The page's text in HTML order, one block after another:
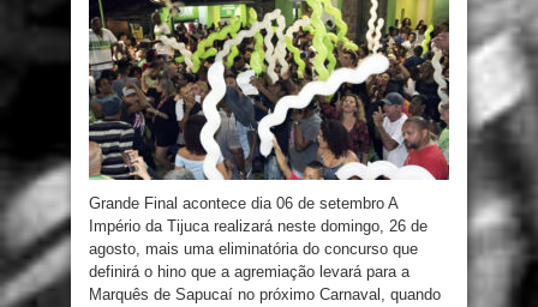
Grande Final acontece dia 06 de setembro A
Império da Tijuca realizará neste domingo, 26 de
agosto, mais uma eliminatória do concurso que
definirá o hino que a agremiação levará para a
Marquês de Sapucaí no próximo Carnaval, quando